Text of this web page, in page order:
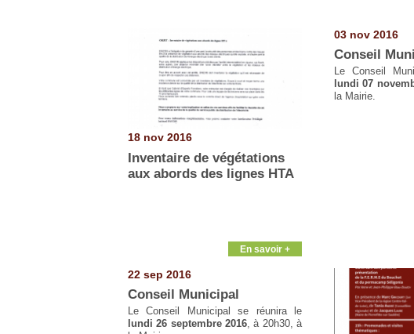
18 nov 2016
Inventaire de végétations
aux abords des lignes HTA
En savoir +
03 nov 2016
Conseil
Le Conseil
lundi 07
la Mairie.
22 sep 2016
Conseil Municipal
Le Conseil Municipal se réunira le
lundi 26 septembre 2016, à 20h30, à